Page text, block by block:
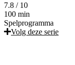
7.8 / 10
100 min
Spelprogramma
Volg deze serie